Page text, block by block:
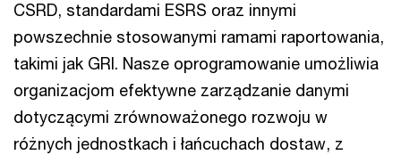
CSRD, standardami ESRS oraz innymi
powszechnie stosowanymi ramami raportowania,
takimi jak GRI. Nasze oprogramowanie umożliwia
organizacjom efektywne zarządzanie danymi
dotyczącymi zrównoważonego rozwoju w
różnych jednostkach i łańcuchach dostaw, z